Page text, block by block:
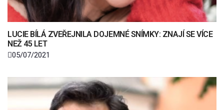
LUCIE BÍLÁ ZVEŘEJNILA DOJEMNÉ SNÍMKY: ZNAJÍ SE VÍCE
NEŽ 45 LET
05/07/2021